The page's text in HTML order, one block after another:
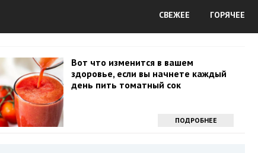
СВЕЖЕЕ ГОРЯЧЕЕ
Вот что изменится в вашем
здоровье, если вы начнете каждый
день пить томатный сок
ПОДРОБНЕЕ